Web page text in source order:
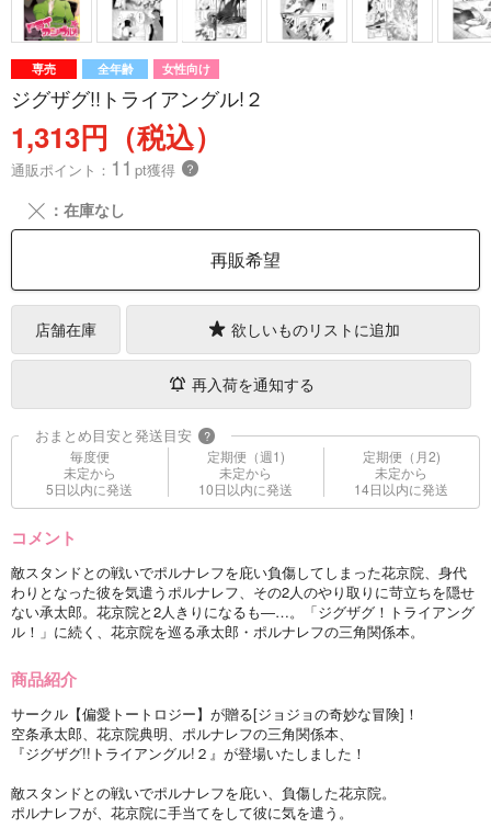
専売 全年齢 女性向け
ジグザグ!!トライアングル!２
1,313円（税込）
通販ポイント： 11 pt獲得 ？
╳ ：在庫なし
再販希望
店舗在庫 欲しいものリストに追加
再入荷を通知する
おまとめ目安と発送目安 ?
毎度便
未定から
5日以内に発送
定期便（週1)
未定から
10日以内に発送
定期便（月2)
未定から
14日以内に発送
コメント
敵スタンドとの戦いでポルナレフを庇い負傷してしまった花京院、身代
わりとなった彼を気遣うポルナレフ、その2人のやり取りに苛立ちを隠せ
ない承太郎。花京院と2人きりになるも―…。「ジグザグ！トライアング
ル！」に続く、花京院を巡る承太郎・ポルナレフの三角関係本。
商品紹介
サークル【偏愛トートロジー】が贈る[ジョジョの奇妙な冒険]！
空条承太郎、花京院典明、ポルナレフの三角関係本、
『ジグザグ!!トライアングル!２』が登場いたしました！
敵スタンドとの戦いでポルナレフを庇い、負傷した花京院。
ポルナレフが、花京院に手当てをして彼に気を遣う。